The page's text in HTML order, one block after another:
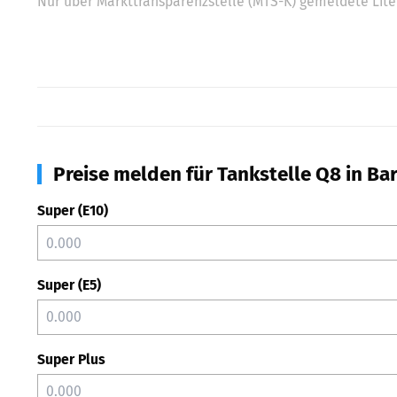
Preise melden für Tankstelle Q8 in
Super (E10)
Super (E5)
Super Plus